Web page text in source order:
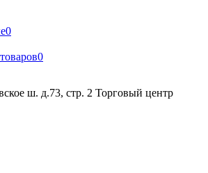
0
0
ш. д.73, стр. 2 Торговый центр